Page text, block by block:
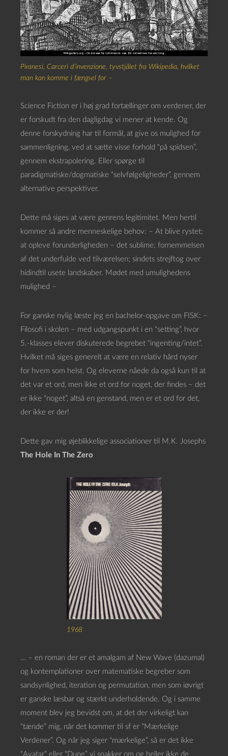
Piranesi, Carceri d’invenzione, tyvstjålet fra Wikipedia, hvilket
man kan komme i fængsel for –
Science Fiction er i høj grad fortællinger om verdener, der
er forskudt fra den dagligdag vi mener at kende. Og
denne forskydning har til formål, at give os mulighed for
sammenligning, ved at sætte visse forhold “på spidsen”,
gennem ekstrapolering. Eller spørge til
paradigmatiske/dogmatiske “selvfølgeligheder”, gennem
alternative perspektiver.
Dette må siges at være genrens legitimitet. Men hertil
kommer så andre menneskelige behov: – At blive rystet;
at opleve forunderligheden – det sublime; fornemmelsen
af det underfulde ved tilværelsen; sindets strejftog over
hidindtil usete landskaber. Mødet med umulighedens
mulighed –
For ganske nylig læste jeg en bachelor-opgave om FISK: –
Filosofi i skolen – med udgangspunkt i en “setting”, hvor
5.-klasses elever diskuterede begrebet “ingenting/intet”.
Hvilket må siges generelt at være en relativ hård nyser
for hvem som helst. Og eleverne nåede da også kun til at
det var et ord, men ikke et ord for noget, der findes – det
er ikke “noget”, altså en genstand, men er et ord for det,
der ikke er der!
Dette gav mig øjeblikkelige associationer til M.K. Josephs
The Hole In The Zero
1968
… – en roman der er et amalgam af New Wave (dazumal)
og kontemplationer over matematiske begreber som
sandsynlighed, iteration og permutation, men som iøvrigt
er ganske læsbar og stærkt underholdende. Og i samme
moment blev jeg bevidst om, at det der virkeligt kan
“tænde” mig, når det kommer til sf er “Mærkelige
Verdener”. Og når jeg siger “mærkelige”, så er det ikke
“Avatar” eller “Dune” vi snakker om og heller ikke de